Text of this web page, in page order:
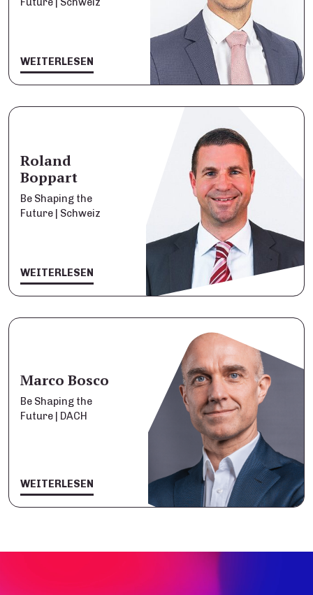
WEITERLESEN
Roland
Boppart
Be Shaping the
Future | Schweiz
WEITERLESEN
Marco Bosco
Be Shaping the
Future | DACH
WEITERLESEN